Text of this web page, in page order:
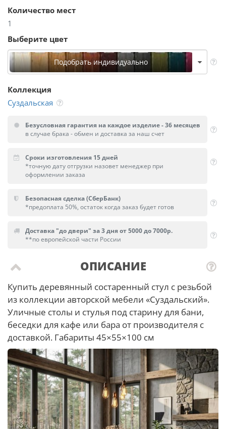
Количество мест
1
Выберите цвет
Подобрать индивидуально
Коллекция
Суздальская
Безусловная гарантия на каждое изделие - 36 месяцев
в случае брака - обмен и доставка за наш счет
Сроки изготовления 15 дней
*точную дату отгрузки назовет менеджер при
оформлении заказа
Безопасная сделка (СберБанк)
*предоплата 50%, остаток когда заказ будет готов
Доставка "до двери" за 3 дня от 5000 до 7000р.
**по европейской части России
ОПИСАНИЕ
Купить деревянный состаренный стул с резьбой
из коллекции авторской мебели «Суздальский».
Уличные столы и стулья под старину для бани,
беседки для кафе или бара от производителя с
доставкой. Габариты 45×55×100 см